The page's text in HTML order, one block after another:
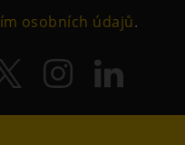
osobních údajů.